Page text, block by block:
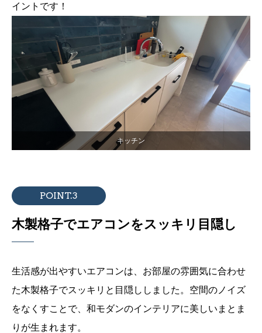
イントです！
キッチン
POINT.3
木製格子でエアコンをスッキリ目隠し
生活感が出やすいエアコンは、お部屋の雰囲気に合わせ
た木製格子でスッキリと目隠ししました。空間のノイズ
をなくすことで、和モダンのインテリアに美しいまとま
りが生まれます。